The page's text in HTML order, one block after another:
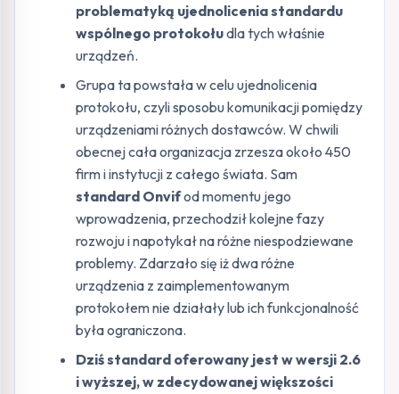
problematyką ujednolicenia standardu
wspólnego protokołudla tych właśnie
urządzeń.
Grupa ta powstała w celu ujednolicenia
protokołu, czyli sposobu komunikacji pomiędzy
urządzeniami różnych dostawców. W chwili
obecnej cała organizacja zrzesza około 450
firm i instytucji z całego świata. Sam
standard Onvifod momentu jego
wprowadzenia, przechodził kolejne fazy
rozwoju i napotykał na różne niespodziewane
problemy. Zdarzało się iż dwa różne
urządzenia z zaimplementowanym
protokołem nie działały lub ich funkcjonalność
była ograniczona.
Dziś standard oferowany jest w wersji 2.6
i wyższej, w zdecydowanej większości